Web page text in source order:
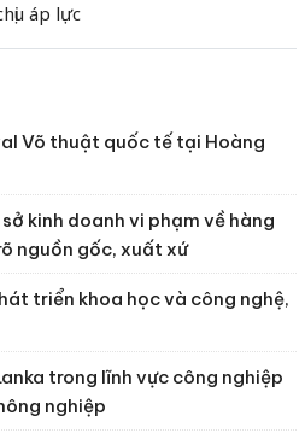
áp lực
Võ thuật quốc tế tại Hoàng
kinh doanh vi phạm về hàng
nguồn gốc, xuất xứ
triển khoa học và công nghệ,
trong lĩnh vực công nghiệp
nghiệp